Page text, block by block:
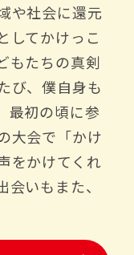
や社会に還元
してかけっこ
もたちの真剣
び、僕自身も
最初の頃に参
大会で「かけ
をかけてくれ
いもまた、